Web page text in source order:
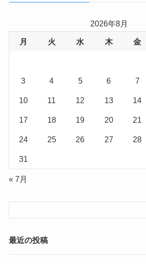
2026年8月
月 火 水 木 金
3 4 5 6 7
10 11 12 13 14
17 18 19 20 21
24 25 26 27 28
31
« 7月
最近の投稿